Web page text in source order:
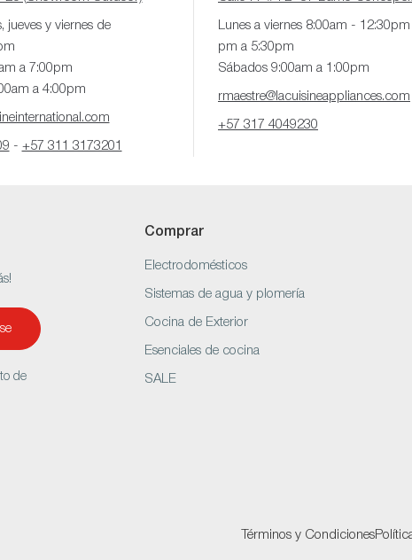
jueves y viernes de
a 7:00pm
a 4:00pm
- +57 311 3173201
Lunes a viernes 8:00am -
pm a 5:30pm
Sábados 9:00am a 1:00pm
rmaestre@lacuisineappliances.com
+57 317 4049230
de
Comprar
Electrodomésticos
Sistemas de agua y plomería
Cocina de Exterior
Esenciales de cocina
SALE
Términos y Condiciones